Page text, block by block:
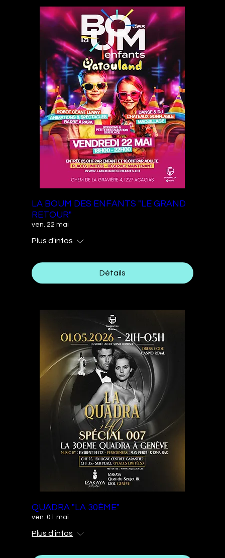
LA BOUM DES ENFANTS "LE GRAND
RETOUR"
ven. 22 mai
Plus d'infos
Détails
QUADRA "LA 30ÈME"
ven. 01 mai
Plus d'infos